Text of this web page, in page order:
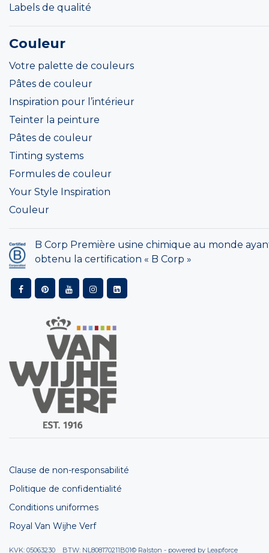
Labels de qualité
Couleur
Votre palette de couleurs
Pâtes de couleur
Inspiration pour l’intérieur
Teinter la peinture
Pâtes de couleur
Tinting systems
Formules de couleur
Your Style Inspiration
Couleur
B Corp Première usine chimique au monde
obtenu la certification « B Corp »
Clause de non-responsabilité
Politique de confidentialité
Conditions uniformes
Royal Van Wijhe Verf
KVK: 05063230 BTW: NL808170211B01© Ralston - powered by Leapforce